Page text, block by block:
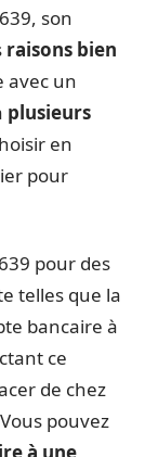
son
raisons bien
avec un
plusieurs
en
pour
pour des
telles que la
bancaire à
ce
de chez
pouvez
à une